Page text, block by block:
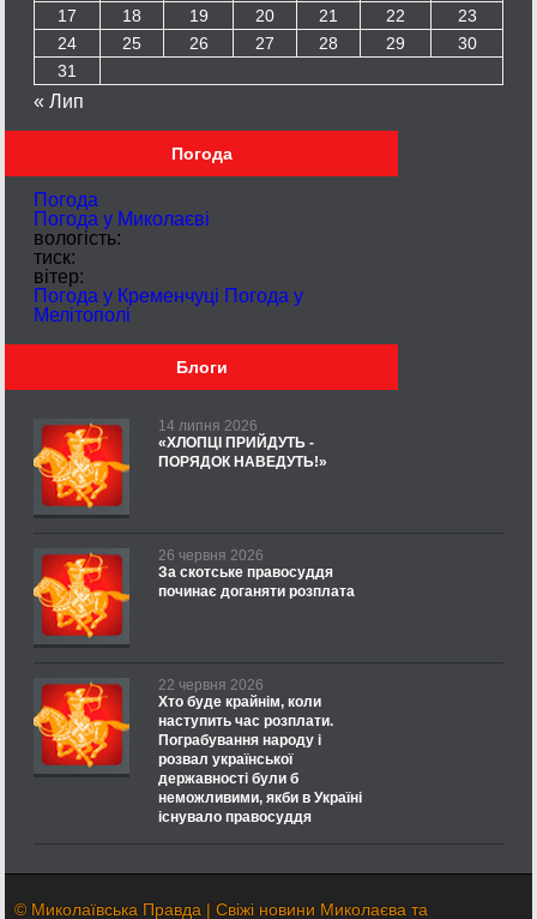
17
18 19 20 21 22
23
24
25 26 27 28 29
30
31
« Лип
Погода
Погода
Погода у Миколаєві
вологість:
тиск:
вітер:
Погода у Кременчуці Погода у
Мелітополі
Блоги
14 липня 2026
«ХЛОПЦІ ПРИЙДУТЬ -
ПОРЯДОК НАВЕДУТЬ!»
26 червня 2026
За скотське правосуддя
починає доганяти розплата
22 червня 2026
Хто буде крайнім, коли
наступить час розплати.
Пограбування народу і
розвал української
державності були б
неможливими, якби в Україні
існувало правосуддя
© Миколаївська Правда | Свіжі новини Миколаєва та